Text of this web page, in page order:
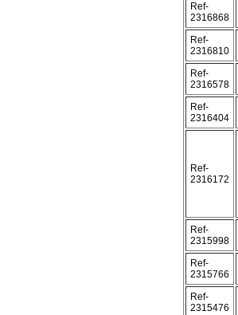
Ref-
2316868
Ref-
2316810
Ref-
2316578
Ref-
2316404
Ref-
2316172
Ref-
2315998
Ref-
2315766
Ref-
2315476